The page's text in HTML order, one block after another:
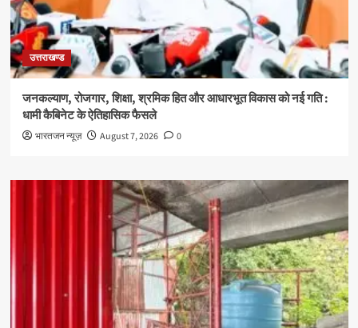
उत्तराखण्ड
जनकल्याण, रोजगार, शिक्षा, श्रमिक हित और आधारभूत विकास को नई गति :
धामी कैबिनेट के ऐतिहासिक फैसले
भारतजन न्यूज़ August 7, 2026 0